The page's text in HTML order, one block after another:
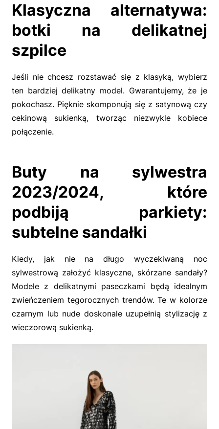
Klasyczna alternatywa:
botki na delikatnej
szpilce
Jeśli nie chcesz rozstawać się z klasyką, wybierz
ten bardziej delikatny model. Gwarantujemy, że je
pokochasz. Pięknie skomponują się z satynową czy
cekinową sukienką, tworząc niezwykle kobiece
połączenie.
Buty na sylwestra
2023/2024, które
podbiją parkiety:
subtelne sandałki
Kiedy, jak nie na długo wyczekiwaną noc
sylwestrową założyć klasyczne, skórzane sandały?
Modele z delikatnymi paseczkami będą idealnym
zwieńczeniem tegorocznych trendów. Te w kolorze
czarnym lub nude doskonale uzupełnią stylizację z
wieczorową sukienką.